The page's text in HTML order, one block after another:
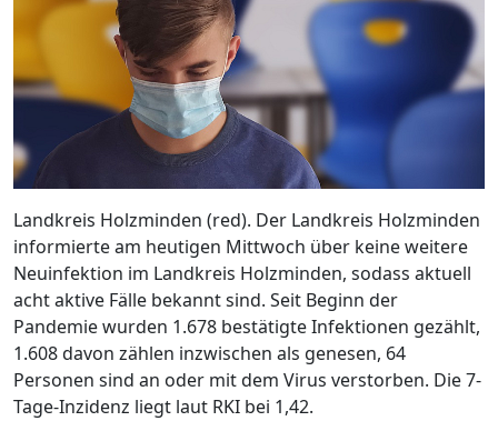
Landkreis Holzminden (red). Der Landkreis Holzminden
informierte am heutigen Mittwoch über keine weitere
Neuinfektion im Landkreis Holzminden, sodass aktuell
acht aktive Fälle bekannt sind. Seit Beginn der
Pandemie wurden 1.678 bestätigte Infektionen gezählt,
1.608 davon zählen inzwischen als genesen, 64
Personen sind an oder mit dem Virus verstorben. Die 7-
Tage-Inzidenz liegt laut RKI bei 1,42.